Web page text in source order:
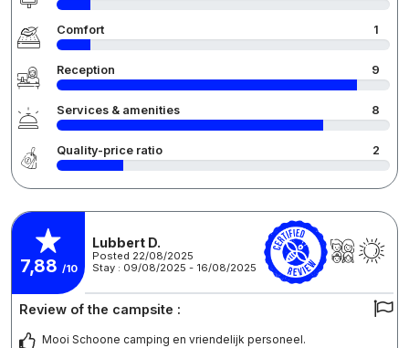
Comfort 1
Reception 9
Services & amenities 8
Quality-price ratio 2
7,88 /10
Lubbert D.
Posted 22/08/2025
Stay : 09/08/2025 - 16/08/2025
Review of the campsite :
Mooi Schoone camping en vriendelijk personeel.